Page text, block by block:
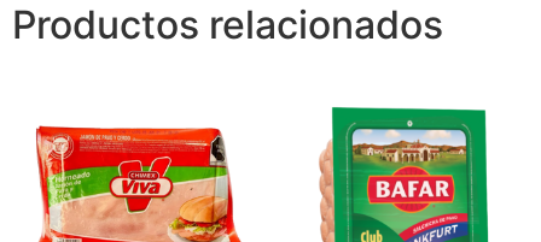
Productos relacionados